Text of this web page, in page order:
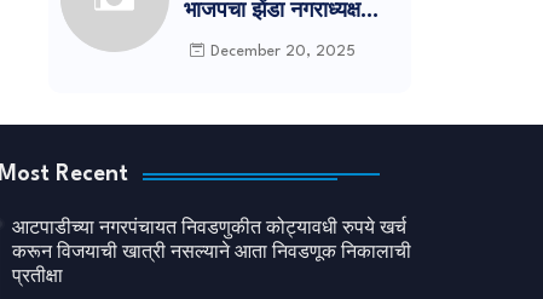
भाजपचा झेंडा नगराध्यक्ष
उत्तम जाधव पहिले नगराध्यक्ष
December 20, 2025
Most Recent
आटपाडीच्या नगरपंचायत निवडणुकीत कोट्यावधी रुपये खर्च
करून विजयाची खात्री नसल्याने आता निवडणूक निकालाची
प्रतीक्षा